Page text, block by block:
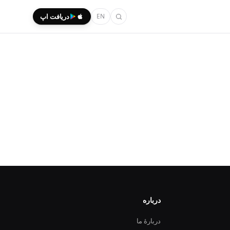
EN دریافت اپ
درباره
دربارهٔ ما